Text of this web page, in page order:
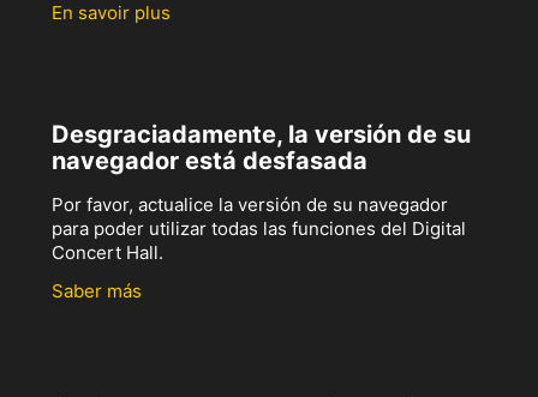
En savoir plus
Desgraciadamente, la versión de su
navegador está desfasada
Por favor, actualice la versión de su navegador
para poder utilizar todas las funciones del Digital
Concert Hall.
Saber más